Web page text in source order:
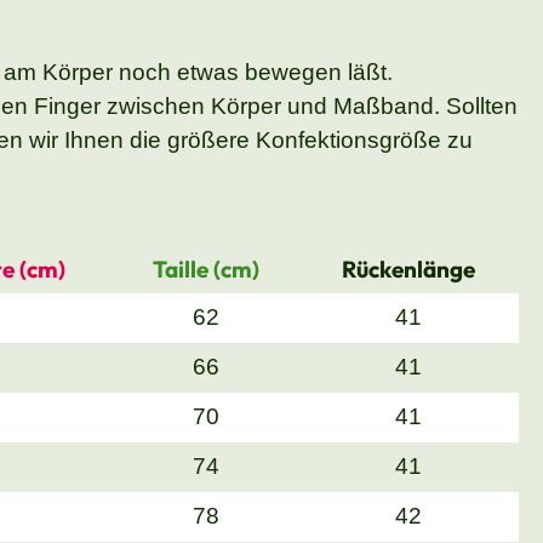
Körper noch etwas bewegen läßt.
Finger zwischen Körper und Maßband. Sollten
wir Ihnen die größere Konfektionsgröße zu
(cm) Taille (cm) Rückenlänge
62
41
66
41
70
41
74
41
78
42